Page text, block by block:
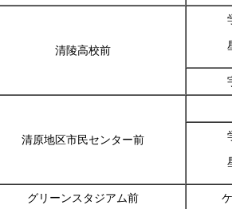
清陵高校前
清原地区市民センター前
グリーンスタジアム前